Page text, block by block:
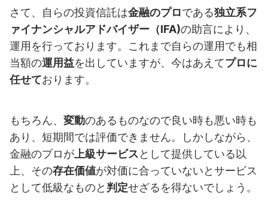
さて、自らの投資信託は金融のプロである独立系フ
ァイナンシャルアドバイザー（IFA)の助言により、
運用を行っております。これまで自らの運用でも相
当額の運用益を出していますが、今はあえてプロに
任せております。
もちろん、 変動のあるものなので良い時も悪い時も
あり、短期間では評価できません。しかしながら、
金融のプロが 上級サービスとして提供している以
上、その存在価値が対価に合っていないとサービス
として低級なものと 判定せざるを得ないでしょう。